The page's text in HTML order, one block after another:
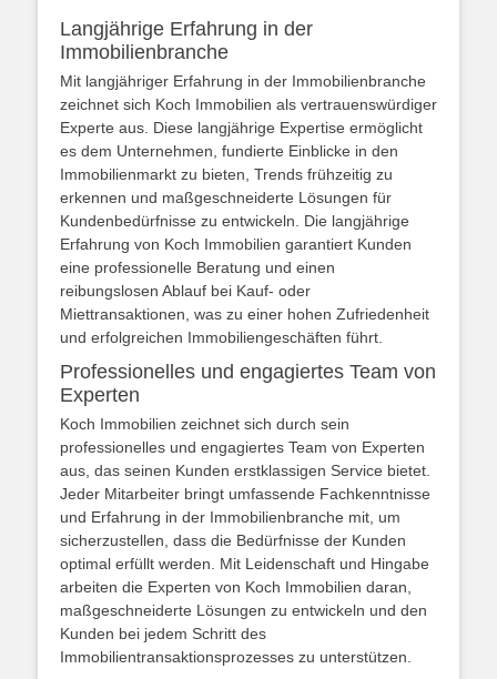
Langjährige Erfahrung in der
Immobilienbranche
Mit langjähriger Erfahrung in der Immobilienbranche
zeichnet sich Koch Immobilien als vertrauenswürdiger
Experte aus. Diese langjährige Expertise ermöglicht
es dem Unternehmen, fundierte Einblicke in den
Immobilienmarkt zu bieten, Trends frühzeitig zu
erkennen und maßgeschneiderte Lösungen für
Kundenbedürfnisse zu entwickeln. Die langjährige
Erfahrung von Koch Immobilien garantiert Kunden
eine professionelle Beratung und einen
reibungslosen Ablauf bei Kauf- oder
Miettransaktionen, was zu einer hohen Zufriedenheit
und erfolgreichen Immobiliengeschäften führt.
Professionelles und engagiertes Team von
Experten
Koch Immobilien zeichnet sich durch sein
professionelles und engagiertes Team von Experten
aus, das seinen Kunden erstklassigen Service bietet.
Jeder Mitarbeiter bringt umfassende Fachkenntnisse
und Erfahrung in der Immobilienbranche mit, um
sicherzustellen, dass die Bedürfnisse der Kunden
optimal erfüllt werden. Mit Leidenschaft und Hingabe
arbeiten die Experten von Koch Immobilien daran,
maßgeschneiderte Lösungen zu entwickeln und den
Kunden bei jedem Schritt des
Immobilientransaktionsprozesses zu unterstützen.